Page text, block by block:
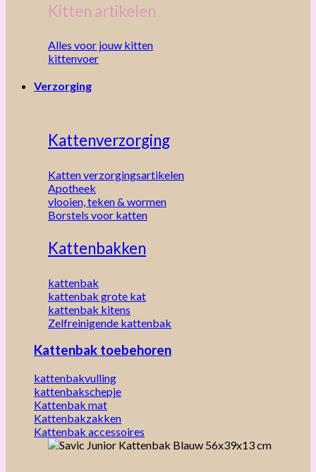
Kitten artikelen
Alles voor jouw kitten
kittenvoer
Verzorging
Kattenverzorging
Katten verzorgingsartikelen
Apotheek
vlooien, teken & wormen
Borstels voor katten
Kattenbakken
kattenbak
kattenbak grote kat
kattenbak kitens
Zelfreinigende kattenbak
Kattenbak toebehoren
kattenbakvulling
kattenbakschepje
Kattenbak mat
Kattenbakzakken
Kattenbak accessoires